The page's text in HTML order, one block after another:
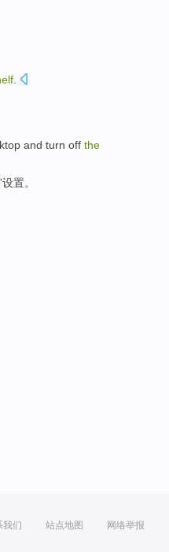
and turn off the
设置。
我们 站点地图 网络举报